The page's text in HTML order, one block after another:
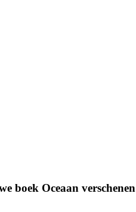
boek Oceaan verschenen